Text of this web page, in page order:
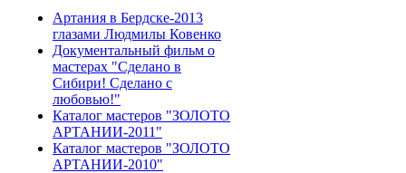
Артания в Бердске-2013
глазами Людмилы Ковенко
Документальный фильм о
мастерах "Сделано в
Сибири! Сделано с
любовью!"
Каталог мастеров "ЗОЛОТО
АРТАНИИ-2011"
Каталог мастеров "ЗОЛОТО
АРТАНИИ-2010"